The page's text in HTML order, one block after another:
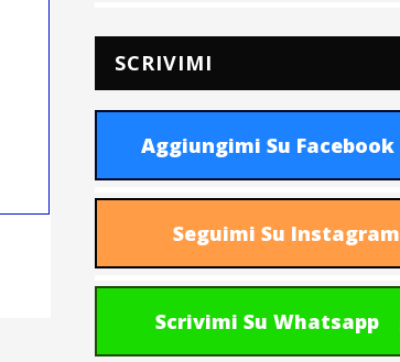
SCRIVIMI
Aggiungimi Su Facebook
Seguimi Su Instagram
Scrivimi Su Whatsapp